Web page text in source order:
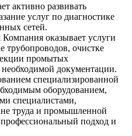
развивать
услуг по диагностике
сетей.
оказывает услуги
трубопроводов, очистке
промытых
документации.
специализированной
оборудованием,
специалистами,
труда и промышленной
профессиональный подход и